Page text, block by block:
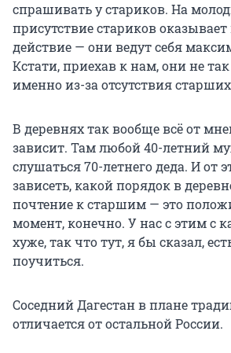
спрашивать у стариков. На
присутствие стариков
действие — они ведут себя
Кстати, приехав к нам, они не
именно из-за отсутствия
В деревнях так вообще всё от
зависит. Там любой 40-летний
слушаться 70-летнего деда. И от
зависеть, какой порядок в
почтение к старшим — это
момент, конечно. У нас с этим с
хуже, так что тут, я бы сказал,
поучиться.
Соседний Дагестан в плане
отличается от остальной России.